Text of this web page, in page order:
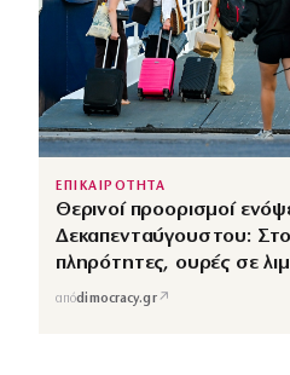
ΕΠΙΚΑΙΡΟΤΗΤΑ
Θερινοί προορισμοί
Δεκαπενταύγουστου:
πληρότητες, ουρές σε
απόdimocracy.gr↗